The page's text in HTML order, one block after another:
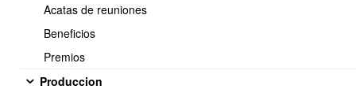
Acatas de reuniones
Beneficios
Premios
Produccion
    "unidad":
"°C" ,